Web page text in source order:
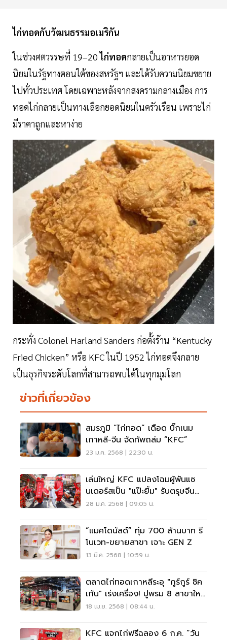
ไก่ทอดกับวัฒนธรรมอเมริกัน
ในช่วงศตวรรษที่ 19–20ไก่ทอดกลายเป็นอาหารยอด
นิยมในรัฐทางตอนใต้ของสหรัฐฯ และได้รับความนิยมขยาย
ไปทั่วประเทศ โดยเฉพาะหลังจากสงครามกลางเมือง การ
ทอดไก่กลายเป็นทางเลือกยอดนิยมในครัวเรือน เพราะไก่
มีราคาถูกและหาง่าย
กระทั่ง Colonel Harland Sanders ก่อตั้งร้าน “Kentucky
Fried Chicken” หรือ KFC ในปี 1952 ไก่ทอดจึงกลาย
เป็นธุรกิจระดับโลกที่สามารถพบได้ในทุกมุมโลก
ข่าวที่เกี่ยวข้อง
สมรภูมิ “ไก่ทอด” เดือด บิ๊กเนม
เกาหลี-จีน จัดทัพถล่ม “KFC”
23 ม.ค. 2568 | 22:30 น.
เล่นใหญ่ KFC แปลงโฉมผู้พันแซ
นเดอร์สเป็น "แป๊ะยิ้ม" รับตรุษจีน
68
28 ม.ค. 2568 | 09:05 น.
“แมคโดนัลด์” ทุ่ม 700 ล้านบาท รี
โนเวท-ขยายสาขา เจาะ GEN Z
13 มี.ค. 2568 | 10:59 น.
ตลาดไก่ทอดเกาหลีระอุ "กูร์กูร์ ชิค
เก้น" เร่งเครื่อง! ปูพรม 8 สาขาใหม่
ปี 2568
18 เม.ย. 2568 | 08:44 น.
KFC แจกไก่ฟรีฉลอง 6 ก.ค. “วัน